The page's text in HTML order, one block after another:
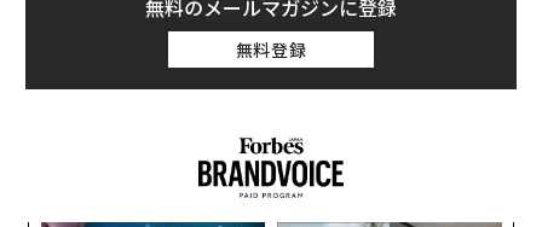
オムは白内障や他の眼疾患に対応する世界初のプラット
フォームだという。手術用ロボットの新興企業における
シリーズBの投資金額としては過去2番目の規模とされ、
無料のメールマガジンに登録
無料登録